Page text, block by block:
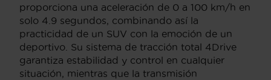
proporciona una aceleración de 0 a 100 km/h en
solo 4.9 segundos, combinando así la
practicidad de un SUV con la emoción de un
deportivo. Su sistema de tracción total 4Drive
garantiza estabilidad y control en cualquier
situación, mientras que la transmisión